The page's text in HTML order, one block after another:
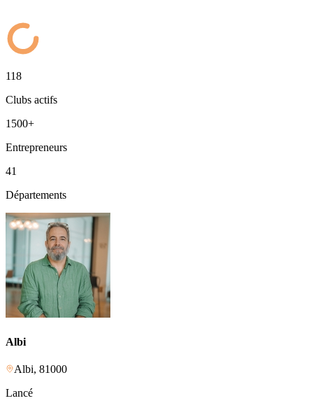
118
Clubs actifs
1500+
Entrepreneurs
41
Départements
Albi
Albi, 81000
Lancé